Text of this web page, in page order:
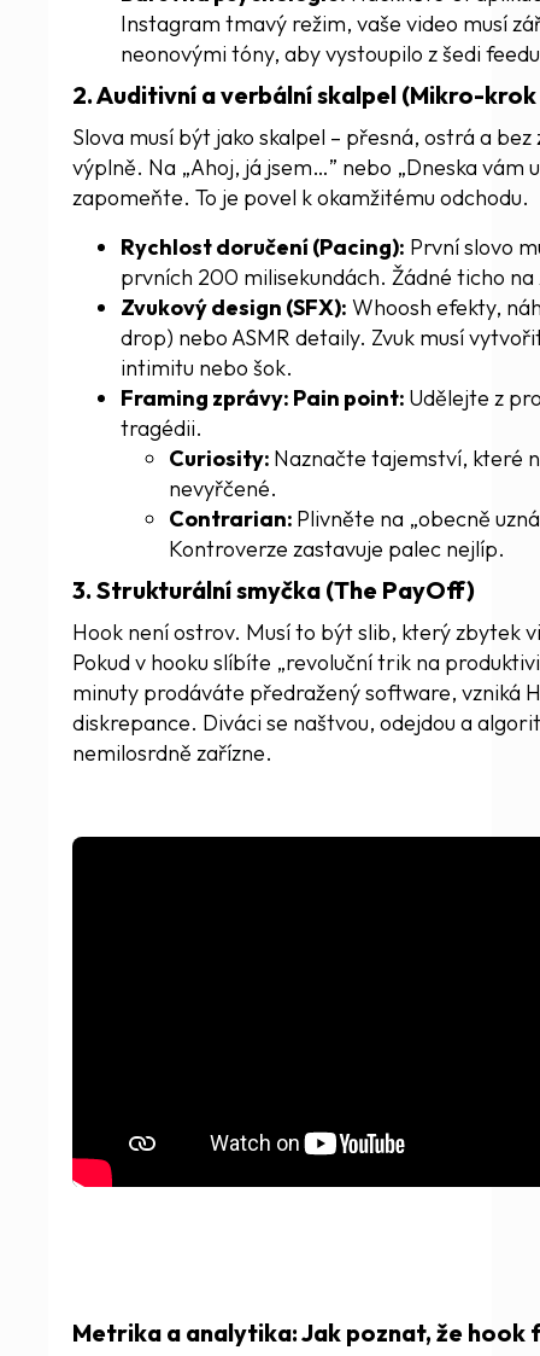
Instagram tmavý režim, vaše video musí
neonovými tóny, aby vystoupilo z šedi
2. Auditivní a verbální skalpel (Mikro-krok
Slova musí být jako skalpel – přesná, ostrá a
výplně. Na „Ahoj, já jsem…” nebo „Dneska vám
zapomeňte. To je povel k okamžitému odchodu.
Rychlost doručení (Pacing): První slovo
prvních 200 milisekundách. Žádné ticho
Zvukový design (SFX): Whoosh efekty,
drop) nebo ASMR detaily. Zvuk musí
intimitu nebo šok.
Framing zprávy: Pain point: Udělejte z
tragédii.
Curiosity: Naznačte tajemství, které
nevyřčené.
Contrarian: Plivněte na „obecně
Kontroverze zastavuje palec nejlíp.
3. Strukturální smyčka (The PayOff)
Hook není ostrov. Musí to být slib, který zbytek
Pokud v hooku slíbíte „revoluční trik na
minuty prodáváte předražený software, vzniká
diskrepance. Diváci se naštvou, odejdou a
nemilosrdně zařízne.
Metrika a analytika: Jak poznat, že hook